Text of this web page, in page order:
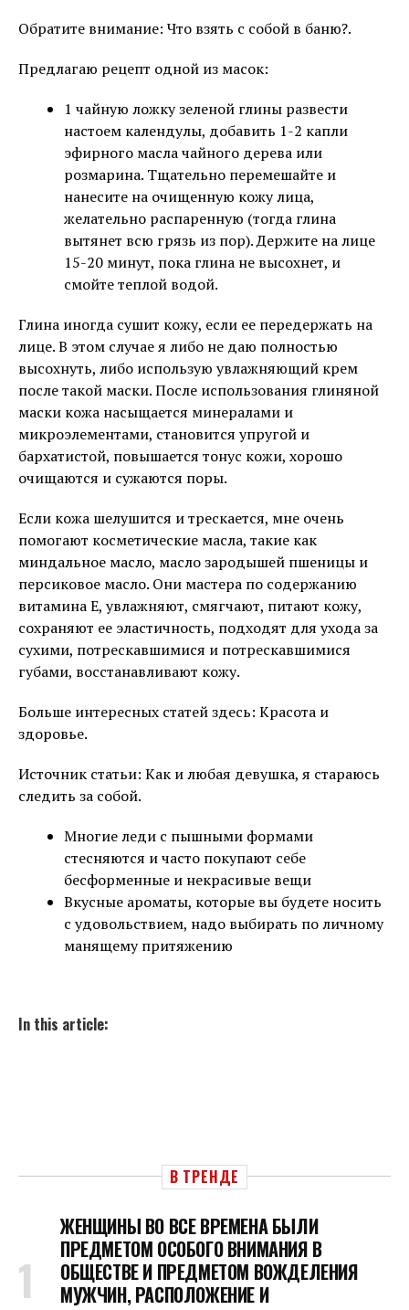
Обратите внимание: Что взять с собой в баню?.
Предлагаю рецепт одной из масок:
1 чайную ложку зеленой глины развести
настоем календулы, добавить 1-2 капли
эфирного масла чайного дерева или
розмарина. Тщательно перемешайте и
нанесите на очищенную кожу лица,
желательно распаренную (тогда глина
вытянет всю грязь из пор). Держите на лице
15-20 минут, пока глина не высохнет, и
смойте теплой водой.
Глина иногда сушит кожу, если ее передержать на
лице. В этом случае я либо не даю полностью
высохнуть, либо использую увлажняющий крем
после такой маски. После использования глиняной
маски кожа насыщается минералами и
микроэлементами, становится упругой и
бархатистой, повышается тонус кожи, хорошо
очищаются и сужаются поры.
Если кожа шелушится и трескается, мне очень
помогают косметические масла, такие как
миндальное масло, масло зародышей пшеницы и
персиковое масло. Они мастера по содержанию
витамина Е, увлажняют, смягчают, питают кожу,
сохраняют ее эластичность, подходят для ухода за
сухими, потрескавшимися и потрескавшимися
губами, восстанавливают кожу.
Больше интересных статей здесь: Красота и
здоровье.
Источник статьи: Как и любая девушка, я стараюсь
следить за собой.
Многие леди с пышными формами
стесняются и часто покупают себе
бесформенные и некрасивые вещи
Вкусные ароматы, которые вы будете носить
с удовольствием, надо выбирать по личному
манящему притяжению
In this article:
В ТРЕНДЕ
ЖЕНЩИНЫ ВО ВСЕ ВРЕМЕНА БЫЛИ
ПРЕДМЕТОМ ОСОБОГО ВНИМАНИЯ В
ОБЩЕСТВЕ И ПРЕДМЕТОМ ВОЖДЕЛЕНИЯ
МУЖЧИН, РАСПОЛОЖЕНИЕ И